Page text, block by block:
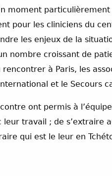
moment
pour les cliniciens du
les enjeux de la
nombre croissant de
à Paris, les
et le Secours
ont permis à
leur travail ; de s’extraire
qui est le leur en